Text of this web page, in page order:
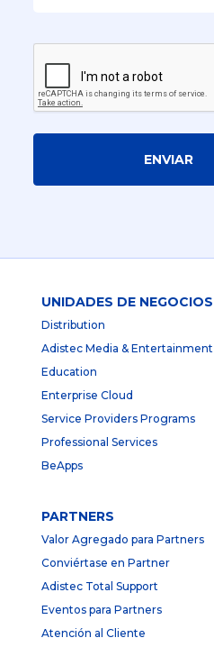
ENVIAR
UNIDADES DE NEGOCIOS
Distribution
Adistec Media & Entertainment
Education
Enterprise Cloud
Service Providers Programs
Professional Services
BeApps
PARTNERS
Valor Agregado para Partners
Conviértase en Partner
Adistec Total Support
Eventos para Partners
Atención al Cliente